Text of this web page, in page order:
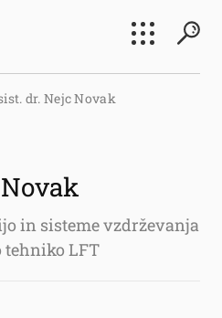
dr. Nejc Novak
in sisteme vzdrževanja
LFT